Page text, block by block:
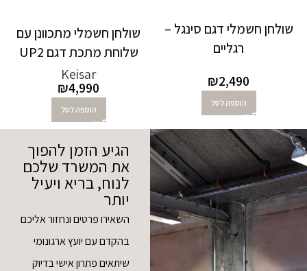
שולחן חשמלי דגם סינגל –
רגליים
₪2,490
הוספה לסל
שולחן חשמלי מתכוונן עם
שלוחת מתכת דגם UP2
Keisar
₪4,990
הוספה לסל
הגיע הזמן להפוך
את המשרד שלכם
לנוח, בריא ויעיל
יותר
השאירו פרטים ונחזור אליכם
בהקדם עם יועץ ארגונומי
שיתאים פתרון אישי בדיוק